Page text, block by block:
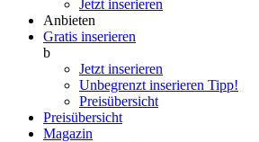
Jetzt inserieren
Anbieten
Gratis inserieren
b
Jetzt inserieren
Unbegrenzt inserieren Tipp!
Preisübersicht
Preisübersicht
Magazin